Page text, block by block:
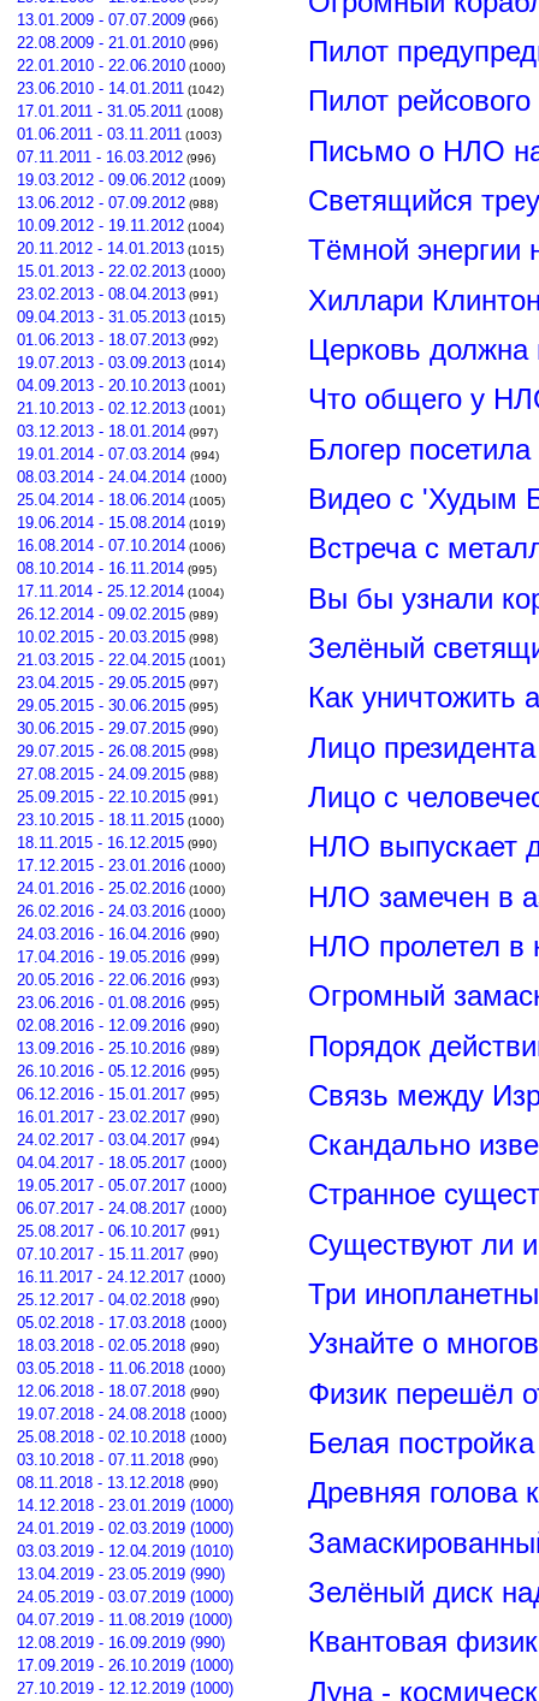
13.01.2009 - 07.07.2009 (966)
22.08.2009 - 21.01.2010 (996)
22.01.2010 - 22.06.2010 (1000)
23.06.2010 - 14.01.2011 (1042)
17.01.2011 - 31.05.2011 (1008)
01.06.2011 - 03.11.2011 (1003)
07.11.2011 - 16.03.2012 (996)
19.03.2012 - 09.06.2012 (1009)
13.06.2012 - 07.09.2012 (988)
10.09.2012 - 19.11.2012 (1004)
20.11.2012 - 14.01.2013 (1015)
15.01.2013 - 22.02.2013 (1000)
23.02.2013 - 08.04.2013 (991)
09.04.2013 - 31.05.2013 (1015)
01.06.2013 - 18.07.2013 (992)
19.07.2013 - 03.09.2013 (1014)
04.09.2013 - 20.10.2013 (1001)
21.10.2013 - 02.12.2013 (1001)
03.12.2013 - 18.01.2014 (997)
19.01.2014 - 07.03.2014 (994)
08.03.2014 - 24.04.2014 (1000)
25.04.2014 - 18.06.2014 (1005)
19.06.2014 - 15.08.2014 (1019)
16.08.2014 - 07.10.2014 (1006)
08.10.2014 - 16.11.2014 (995)
17.11.2014 - 25.12.2014 (1004)
26.12.2014 - 09.02.2015 (989)
10.02.2015 - 20.03.2015 (998)
21.03.2015 - 22.04.2015 (1001)
23.04.2015 - 29.05.2015 (997)
29.05.2015 - 30.06.2015 (995)
30.06.2015 - 29.07.2015 (990)
29.07.2015 - 26.08.2015 (998)
27.08.2015 - 24.09.2015 (988)
25.09.2015 - 22.10.2015 (991)
23.10.2015 - 18.11.2015 (1000)
18.11.2015 - 16.12.2015 (990)
17.12.2015 - 23.01.2016 (1000)
24.01.2016 - 25.02.2016 (1000)
26.02.2016 - 24.03.2016 (1000)
24.03.2016 - 16.04.2016 (990)
17.04.2016 - 19.05.2016 (999)
20.05.2016 - 22.06.2016 (993)
23.06.2016 - 01.08.2016 (995)
02.08.2016 - 12.09.2016 (990)
13.09.2016 - 25.10.2016 (989)
26.10.2016 - 05.12.2016 (995)
06.12.2016 - 15.01.2017 (995)
16.01.2017 - 23.02.2017 (990)
24.02.2017 - 03.04.2017 (994)
04.04.2017 - 18.05.2017 (1000)
19.05.2017 - 05.07.2017 (1000)
06.07.2017 - 24.08.2017 (1000)
25.08.2017 - 06.10.2017 (991)
07.10.2017 - 15.11.2017 (990)
16.11.2017 - 24.12.2017 (1000)
25.12.2017 - 04.02.2018 (990)
05.02.2018 - 17.03.2018 (1000)
18.03.2018 - 02.05.2018 (990)
03.05.2018 - 11.06.2018 (1000)
12.06.2018 - 18.07.2018 (990)
19.07.2018 - 24.08.2018 (1000)
25.08.2018 - 02.10.2018 (1000)
03.10.2018 - 07.11.2018 (990)
08.11.2018 - 13.12.2018 (990)
14.12.2018 - 23.01.2019 (1000)
24.01.2019 - 02.03.2019 (1000)
03.03.2019 - 12.04.2019 (1010)
13.04.2019 - 23.05.2019 (990)
24.05.2019 - 03.07.2019 (1000)
04.07.2019 - 11.08.2019 (1000)
12.08.2019 - 16.09.2019 (990)
17.09.2019 - 26.10.2019 (1000)
27.10.2019 - 12.12.2019 (1000)
Пилот
Пилот
Письмо о НЛО
Светящийся
Тёмной энергии
Хиллари
Церковь должна
Что общего у
Блогер
Видео с 'Худым
Встреча с
Вы бы узнали
Зелёный
Как уничтожить
Лицо
Лицо с
НЛО выпускает
НЛО замечен в
НЛО пролетел в
Огромный
Порядок
Связь между
Скандально
Странное
Существуют ли
Три
Узнайте о
Физик перешёл
Белая
Древняя голова
Зелёный диск
Квантовая
Луна -